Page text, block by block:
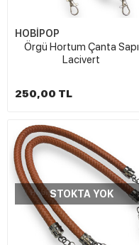
HOBİPOP
Örgü Hortum Çanta Sapı
Lacivert
250,00 TL
STOKTA YOK